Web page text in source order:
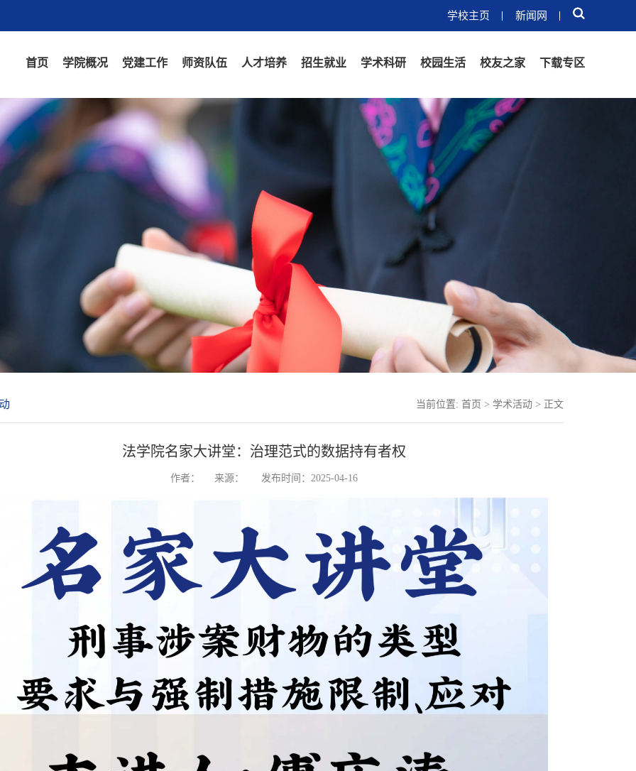
学校主页 新闻网
首页 学院概况 党建工作 师资队伍 人才培养 招生就业 学术科研 校园生活 校友之家 下载专区
当前位置: 首页 > 学术活动 > 正文
法学院名家大讲堂：治理范式的数据持有者权
作者： 来源： 发布时间：2025-04-16